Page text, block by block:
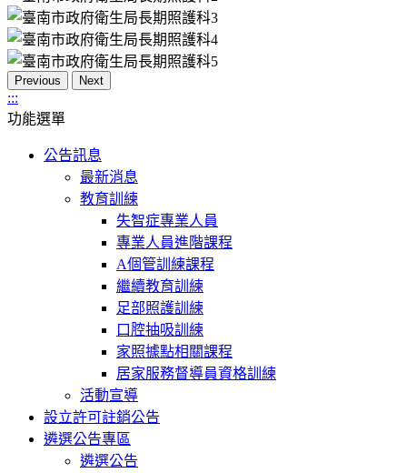
Previous Next
:::
功能選單
公告訊息
最新消息
教育訓練
失智症專業人員
專業人員進階課程
A個管訓練課程
繼續教育訓練
足部照護訓練
口腔抽吸訓練
家照據點相關課程
居家服務督導員資格訓練
活動宣導
設立許可註銷公告
遴選公告專區
遴選公告